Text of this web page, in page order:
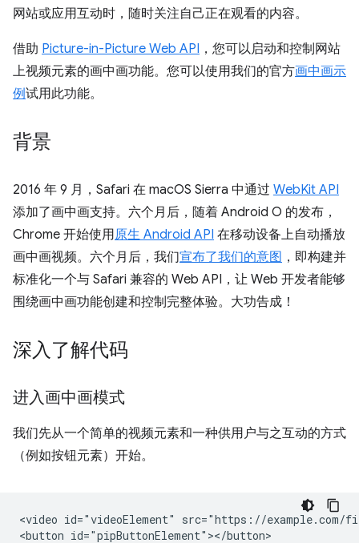
网站或应用互动时，随时关注自己正在观看的内容。
借助 Picture-in-Picture Web API ，您可以启动和控制网站
上视频元素的画中画功能。您可以使用我们的官方画中画示
例试用此功能。
背景
2016 年 9 月，Safari 在 macOS Sierra 中通过 WebKit API
添加了画中画支持。六个月后，随着 Android O 的发布，
Chrome 开始使用原生 Android API 在移动设备上自动播放
画中画视频。六个月后，我们宣布了我们的意图 ，即构建并
标准化一个与 Safari 兼容的 Web API，让 Web 开发者能够
围绕画中画功能创建和控制完整体验。大功告成！
深入了解代码
进入画中画模式
我们先从一个简单的视频元素和一种供用户与之互动的方式
（例如按钮元素）开始。
<video id="videoElement" src="https://example.com/